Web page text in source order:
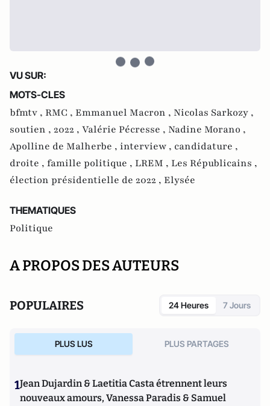
VU SUR:
MOTS-CLES
bfmtv , RMC , Emmanuel Macron , Nicolas Sarkozy ,
soutien , 2022 , Valérie Pécresse , Nadine Morano ,
Apolline de Malherbe , interview , candidature ,
droite , famille politique , LREM , Les Républicains ,
élection présidentielle de 2022 , Elysée
THEMATIQUES
Politique
A PROPOS DES AUTEURS
POPULAIRES 24 Heures 7 Jours
PLUS LUS PLUS PARTAGES
1Jean Dujardin & Laetitia Casta étrennent leurs
nouveaux amours, Vanessa Paradis & Samuel